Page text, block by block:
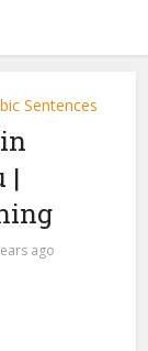
Sentences
|
ago